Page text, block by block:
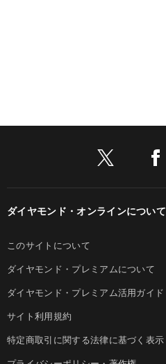
ダイヤモンド・オンラインについて
このサイトについて
ダイヤモンド・プレミアムについて
ダイヤモンド・プレミアム活用ガイド
サイト利用規約
特定商取引に関する法律に基づく表示